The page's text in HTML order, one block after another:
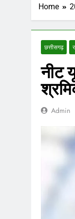
Home
छत्तीसगढ़
नीट
Admin